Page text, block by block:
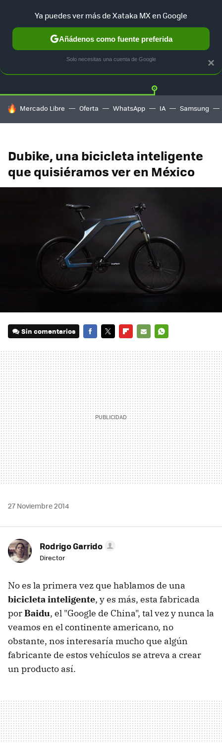
TESLA UBER AUTO ELECTRICO Twitter
HOY SE HABLA DE
Mercado Libre Oferta WhatsApp IA Samsung
Dubike, una bicicleta inteligente
que quisiéramos ver en México
Sin comentarios
MAIL
27 Noviembre 2014
Rodrigo Garrido
Director
No es la primera vez que hablamos de una
bicicleta inteligente, y es más, esta fabricada
porBaidu, el "Google de China", tal vez y nunca la
veamos en el continente americano, no
obstante, nos interesaría mucho que algún
fabricante de estos vehículos se atreva a crear
un producto así.
×
Ya puedes ver más de Xataka MX en Google
Añádenos como fuente preferida
Solo necesitas una cuenta de Google